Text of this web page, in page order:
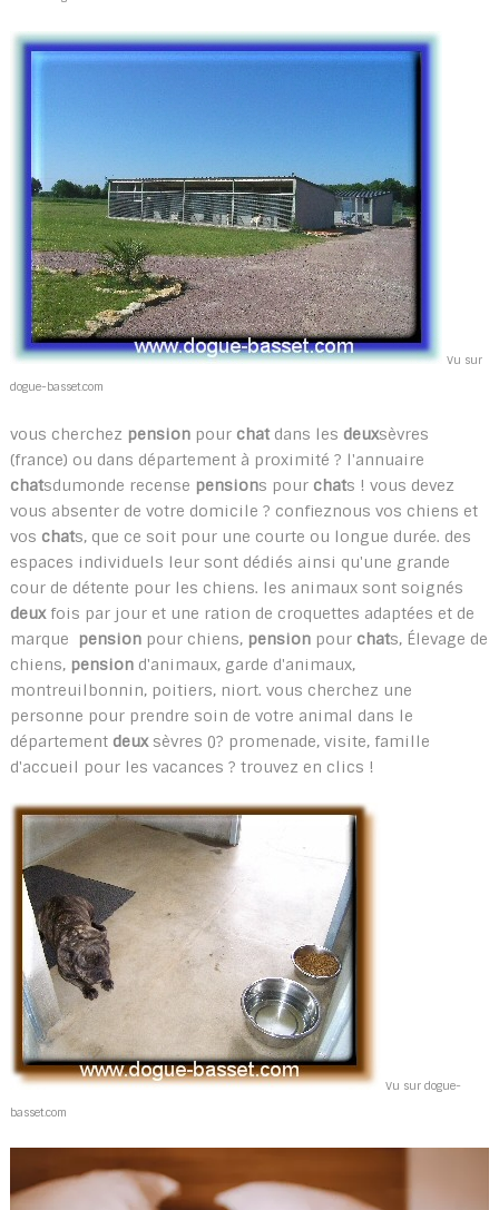
Vu sur
dogue-basset.com
vous cherchez pensionpour chatdans les deuxsèvres
(france) ou dans département à proximité ? l'annuaire
chatsdumonde recense pensions pour chats ! vous devez
vous absenter de votre domicile ? confieznous vos chiens et
vos chats, que ce soit pour une courte ou longue durée. des
espaces individuels leur sont dédiés ainsi qu'une grande
cour de détente pour les chiens. les animaux sont soignés
deuxfois par jour et une ration de croquettes adaptées et de
marque
pensionpour chiens, pensionpour chats, Élevage de
chiens, pensiond'animaux, garde d'animaux,
montreuilbonnin, poitiers, niort. vous cherchez une
personne pour prendre soin de votre animal dans le
département deuxsèvres ()? promenade, visite, famille
d'accueil pour les vacances ? trouvez en clics !
Vu sur dogue-
basset.com